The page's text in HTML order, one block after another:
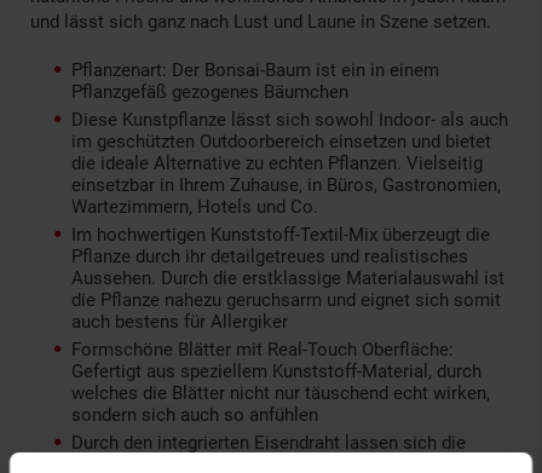
und lässt sich ganz nach Lust und Laune in Szene setzen.
Pflanzenart: Der Bonsai-Baum ist ein in einem
Pflanzgefäß gezogenes Bäumchen
Diese Kunstpflanze lässt sich sowohl Indoor- als auch
im geschützten Outdoorbereich einsetzen und bietet
die ideale Alternative zu echten Pflanzen. Vielseitig
einsetzbar in Ihrem Zuhause, in Büros, Gastronomien,
Wartezimmern, Hotels und Co.
Im hochwertigen Kunststoff-Textil-Mix überzeugt die
Pflanze durch ihr detailgetreues und realistisches
Aussehen. Durch die erstklassige Materialauswahl ist
die Pflanze nahezu geruchsarm und eignet sich somit
auch bestens für Allergiker
Formschöne Blätter mit Real-Touch Oberfläche:
Gefertigt aus speziellem Kunststoff-Material, durch
welches die Blätter nicht nur täuschend echt wirken,
sondern sich auch so anfühlen
Durch den integrierten Eisendraht lassen sich die